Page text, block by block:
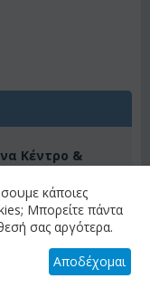
Κέντρο &
λουλούδια
κάποιες
Μπορείτε πάντα
σας αργότερα.
Αποδέχομαι